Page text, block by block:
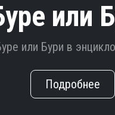
или
или Бури в
Подробнее